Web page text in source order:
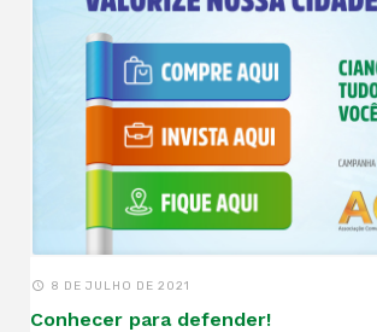
8 DE JULHO DE 2021
Conhecer para defender!